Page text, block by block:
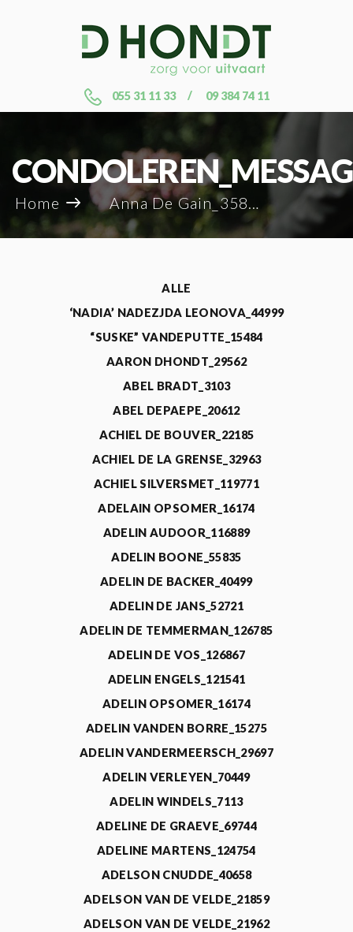
055 31 11 33 09 384 74 11
Home Anna De Gain_35828
ALLE
‘NADIA’ NADEZJDA LEONOVA_44999
“SUSKE” VANDEPUTTE_15484
AARON DHONDT_29562
ABEL BRADT_3103
ABEL DEPAEPE_20612
ACHIEL DE BOUVER_22185
ACHIEL DE LA GRENSE_32963
ACHIEL SILVERSMET_119771
ADELAIN OPSOMER_16174
ADELIN AUDOOR_116889
ADELIN BOONE_55835
ADELIN DE BACKER_40499
ADELIN DE JANS_52721
ADELIN DE TEMMERMAN_126785
ADELIN DE VOS_126867
ADELIN ENGELS_121541
ADELIN OPSOMER_16174
ADELIN VANDEN BORRE_15275
ADELIN VANDERMEERSCH_29697
ADELIN VERLEYEN_70449
ADELIN WINDELS_7113
ADELINE DE GRAEVE_69744
ADELINE MARTENS_124754
ADELSON CNUDDE_40658
ADELSON VAN DE VELDE_21859
ADELSON VAN DE VELDE_21962